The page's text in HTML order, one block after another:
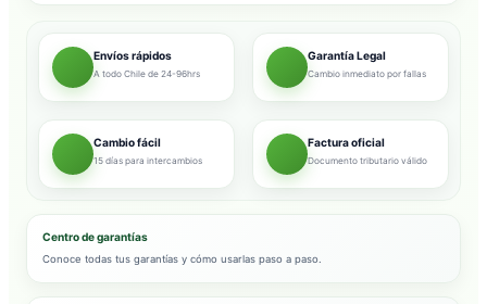
Envíos rápidos
A todo Chile de 24-96hrs
Garantía Legal
Cambio inmediato por fallas
Cambio fácil
15 días para intercambios
Factura oficial
Documento tributario válido
Centro de garantías
Conoce todas tus garantías y cómo usarlas paso a paso.